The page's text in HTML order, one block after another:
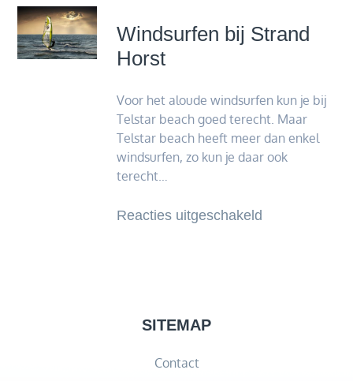
Windsurfen bij Strand
Horst
Voor het aloude windsurfen kun je bij
Telstar beach goed terecht. Maar
Telstar beach heeft meer dan enkel
windsurfen, zo kun je daar ook
terecht…
Reacties uitgeschakeld
SITEMAP
Contact